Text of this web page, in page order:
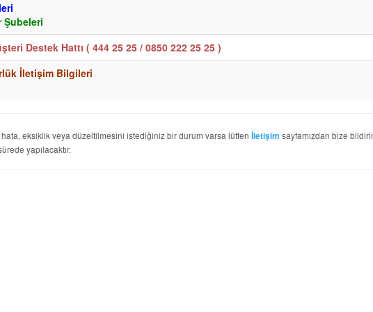
Şubeleri
Destek Hattı ( 444 25 25 / 0850 222 25 25 )
İletişim Bilgileri
eksiklik veya düzeltilmesini istediğiniz bir durum varsa lütfen İletişim sayfamızdan bize
yapılacaktır.